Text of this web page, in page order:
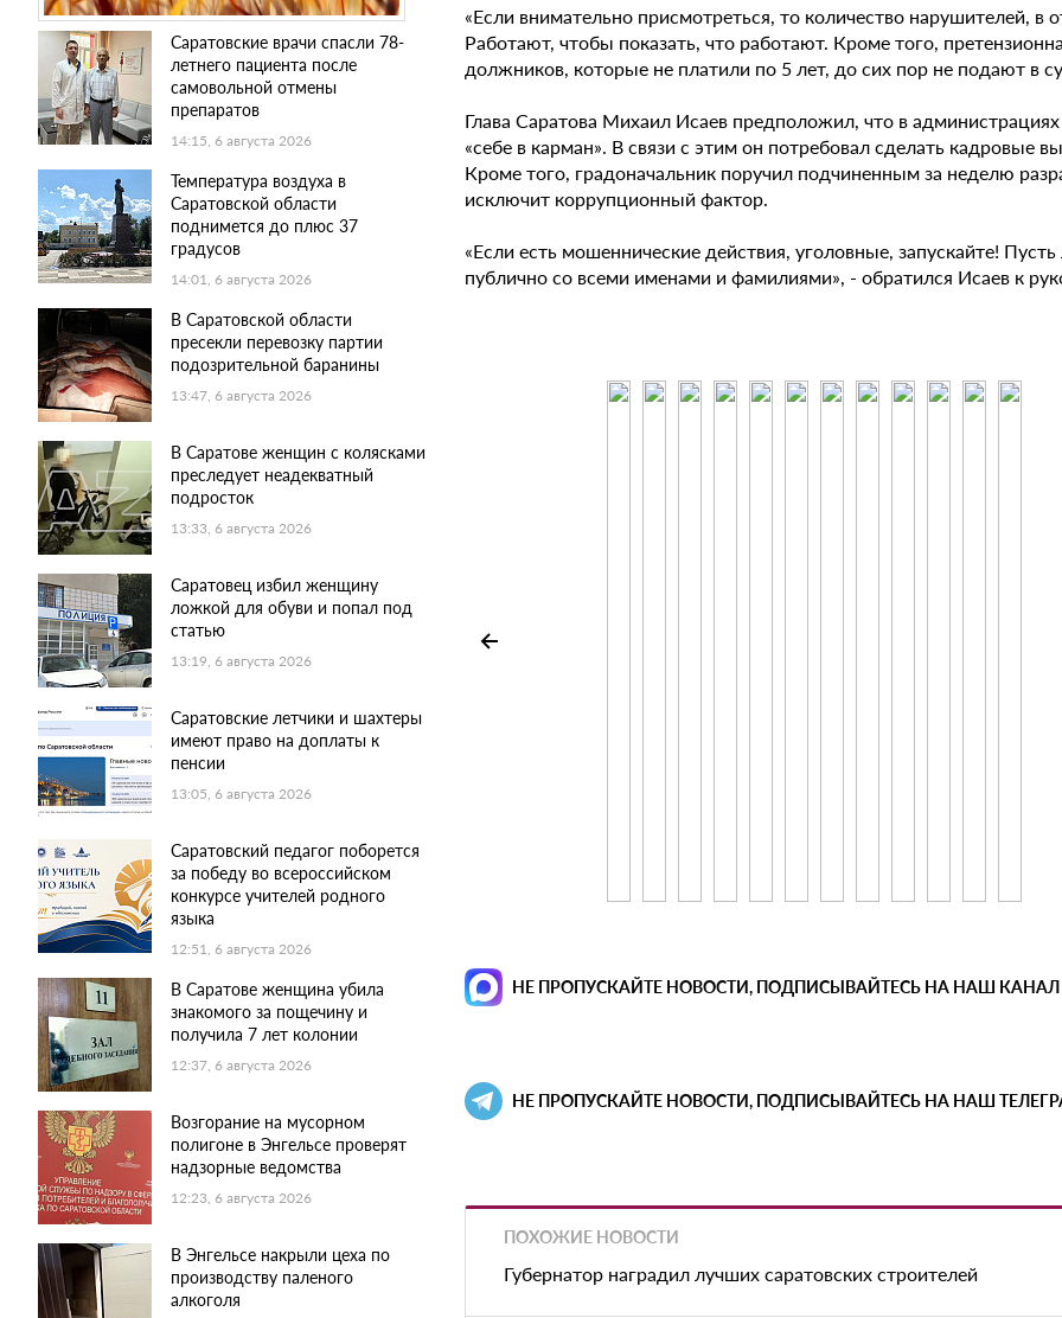
Саратовские врачи спасли 78-
летнего пациента после
самовольной отмены
препаратов
14:15, 6 августа 2026
Температура воздуха в
Саратовской области
поднимется до плюс 37
градусов
14:01, 6 августа 2026
В Саратовской области
пресекли перевозку партии
подозрительной баранины
13:47, 6 августа 2026
В Саратове женщин с колясками
преследует неадекватный
подросток
13:33, 6 августа 2026
Саратовец избил женщину
ложкой для обуви и попал под
статью
13:19, 6 августа 2026
Саратовские летчики и шахтеры
имеют право на доплаты к
пенсии
13:05, 6 августа 2026
Саратовский педагог поборется
за победу во всероссийском
конкурсе учителей родного
языка
12:51, 6 августа 2026
В Саратове женщина убила
знакомого за пощечину и
получила 7 лет колонии
12:37, 6 августа 2026
Возгорание на мусорном
полигоне в Энгельсе проверят
надзорные ведомства
12:23, 6 августа 2026
В Энгельсе накрыли цеха по
производству паленого
алкоголя
«Если внимательно присмотреться, то количество нарушителей,
Работают, чтобы показать, что работают. Кроме того,
должников, которые не платили по 5 лет, до сих пор не подают в
Глава Саратова Михаил Исаев предположил, что в
«себе в карман». В связи с этим он потребовал сделать
Кроме того, градоначальник поручил подчиненным за неделю
исключит коррупционный фактор.
«Если есть мошеннические действия, уголовные, запускайте!
публично со всеми именами и фамилиями», - обратился Исаев к
НЕ ПРОПУСКАЙТЕ НОВОСТИ, ПОДПИСЫВАЙТЕСЬ НА НАШ КАНАЛ
НЕ ПРОПУСКАЙТЕ НОВОСТИ, ПОДПИСЫВАЙТЕСЬ НА НАШ
ПОХОЖИЕ НОВОСТИ
Губернатор наградил лучших саратовских строителей